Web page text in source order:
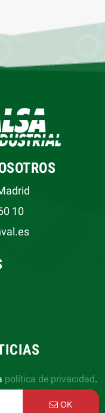
10
política de privacidad.
OK